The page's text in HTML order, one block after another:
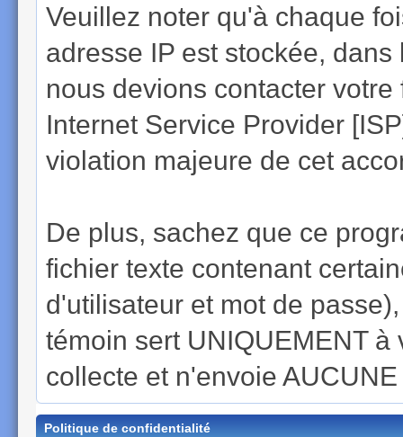
Veuillez noter qu'à chaque
adresse IP est stockée,
nous devions contacter
Internet Service Provider
violation majeure de cet
De plus, sachez que ce
fichier texte contenant
d'utilisateur et mot de
témoin sert UNIQUEMENT
collecte et n'envoie
Politique de confidentialité